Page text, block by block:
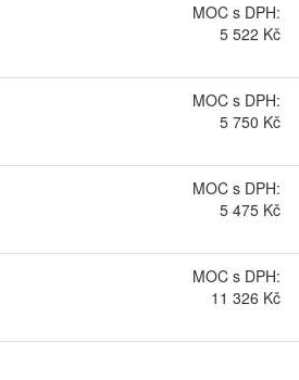
MOC s DPH:
5 522 Kč
MOC s DPH:
5 750 Kč
MOC s DPH:
5 475 Kč
MOC s DPH:
11 326 Kč